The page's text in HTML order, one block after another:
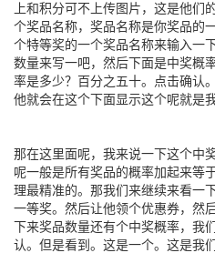
上和积分可不上传图片，这是他们
个奖品名称，奖品名称是你奖品的
个特等奖的一个奖品名称来输入一
数量来写一吧，然后下面是中奖概
率是多少？百分之五十。点击确认
他就会在这个下面显示这个呢就是
那在这里面呢，我来说一下这个中
呢一般是所有奖品的概率加起来等
理最精准的。那我们来继续来看一
一等奖。然后让他领个优惠券，然
下来奖品数量还有个中奖概率，我
认。但是看到。这是一个。这是我